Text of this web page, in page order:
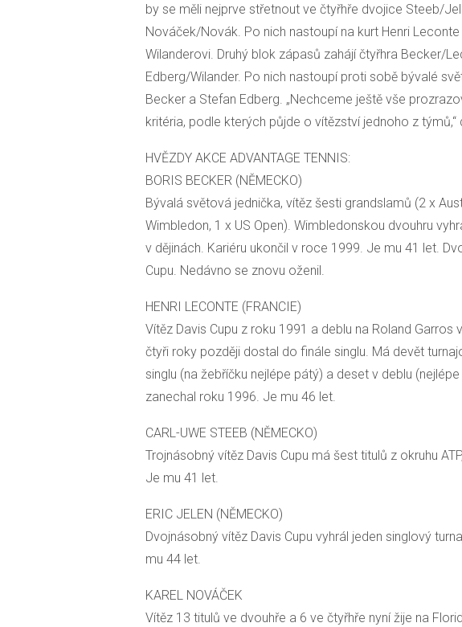
by se měli nejprve střetnout ve čtyřhře dvojice Steeb/
Nováček/Novák. Po nich nastoupí na kurt Henri
Wilanderovi. Druhý blok zápasů zahájí čtyřhra Becker/
Edberg/Wilander. Po nich nastoupí proti sobě bývalé
Becker a Stefan Edberg. „Nechceme ještě vše
kritéria, podle kterých půjde o vítězství jednoho z týmů,“
HVĚZDY AKCE ADVANTAGE TENNIS:
BORIS BECKER (NĚMECKO)
Bývalá světová jednička, vítěz šesti grandslamů (2 x
Wimbledon, 1 x US Open). Wimbledonskou dvouhru
v dějinách. Kariéru ukončil v roce 1999. Je mu 41 let.
Cupu. Nedávno se znovu oženil.
HENRI LECONTE (FRANCIE)
Vítěz Davis Cupu z roku 1991 a deblu na Roland Garros
čtyři roky později dostal do finále singlu. Má devět
singlu (na žebříčku nejlépe pátý) a deset v deblu
zanechal roku 1996. Je mu 46 let.
CARL-UWE STEEB (NĚMECKO)
Trojnásobný vítěz Davis Cupu má šest titulů z okruhu
Je mu 41 let.
ERIC JELEN (NĚMECKO)
Dvojnásobný vítěz Davis Cupu vyhrál jeden singlový
mu 44 let.
KAREL NOVÁČEK
Vítěz 13 titulů ve dvouhře a 6 ve čtyřhře nyní žije na